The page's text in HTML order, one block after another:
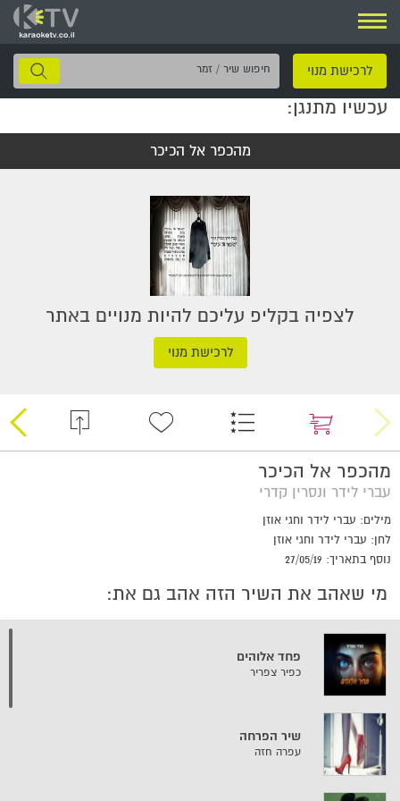
ניווט
לרכישת מנוי
חיפוש
שיר
עכשיו מתנגן:
מהכפר אל הכיכר
לצפיה בקליפ עליכם להיות מנויים באתר
לרכישת מנוי
מהכפר אל הכיכר
עברי לידר ונסרין קדרי
מילים: עברי לידר וחגי אוזן
לחן: עברי לידר וחגי אוזן
נוסף בתאריך: 27/05/19
מי שאהב את השיר הזה אהב גם את:
פחד אלוהים
כפיר צפריר
שיר הפרחה
עפרה חזה